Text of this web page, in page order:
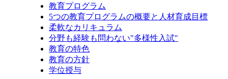
教育プログラム
5つの教育プログラムの概要と人材育成目標
柔軟なカリキュラム
分野も経験も問わない"多様性入試"
教育の特色
教育の方針
学位授与